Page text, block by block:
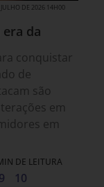
JULHO DE 2026 14H00
da
conquistar
de
são
em
em
DE LEITURA
9 10